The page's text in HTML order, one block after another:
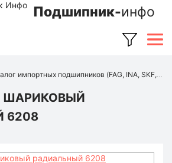
Подшипник-инфо
импортных подшипников (FAG, INA, SKF, NSK, Timken и др.)
6208